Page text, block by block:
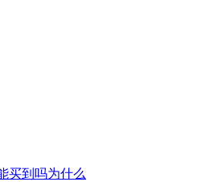
买到吗为什么